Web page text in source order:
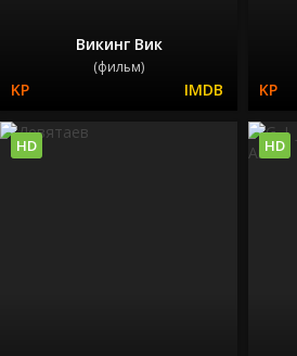
Викинг Вик
(фильм)
HD HD